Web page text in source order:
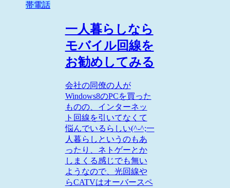
帯電話
一人暮らしなら
モバイル回線を
お勧めしてみる
会社の同僚の人が
Windows8のPCを買った
ものの、インターネッ
ト回線を引いてなくて
悩んでいるらしい(^-^;一
人暮らしというのもあ
ったり、ネトゲーとか
しまくる感じでも無い
ようなので、光回線や
らCATVはオーバースペ